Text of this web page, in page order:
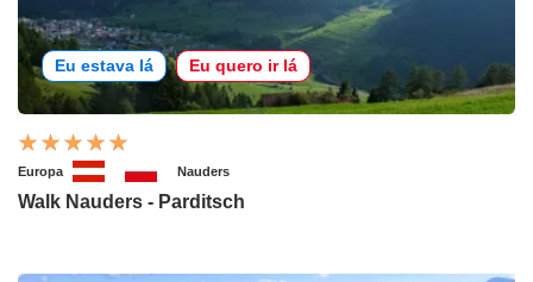
Eu estava lá Eu quero ir lá
Europa Nauders
Walk Nauders - Parditsch